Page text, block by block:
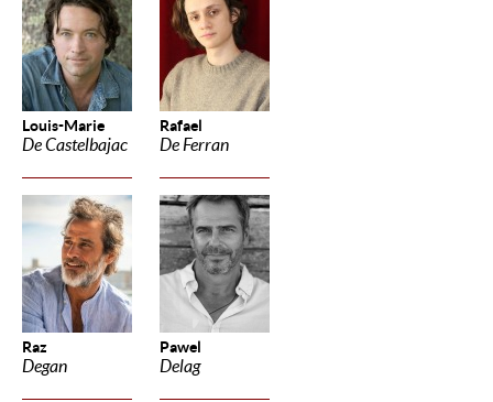
Louis-Marie
De Castelbajac
Rafael
De Ferran
Raz
Degan
Pawel
Delag